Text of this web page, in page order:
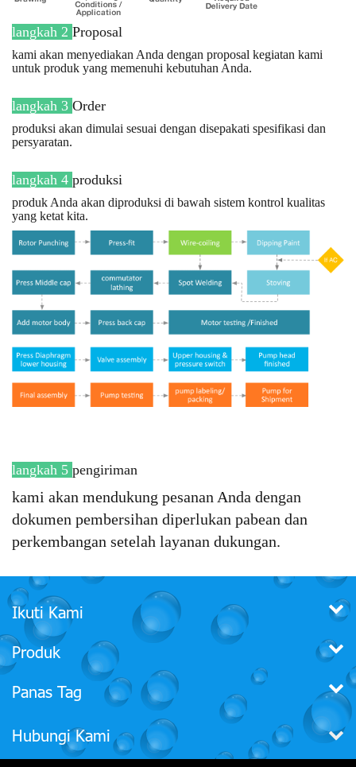
langkah 2 Proposal
kami akan menyediakan Anda dengan proposal kegiatan kami
untuk produk yang memenuhi kebutuhan Anda.
langkah 3 Order
produksi akan dimulai sesuai dengan disepakati spesifikasi dan
persyaratan.
langkah 4 produksi
produk Anda akan diproduksi di bawah sistem kontrol kualitas
yang ketat kita.
langkah 5 pengiriman
kami akan mendukung pesanan Anda dengan
dokumen pembersihan diperlukan pabean dan
perkembangan setelah layanan dukungan.
Ikuti Kami
Produk
Panas Tag
Hubungi Kami